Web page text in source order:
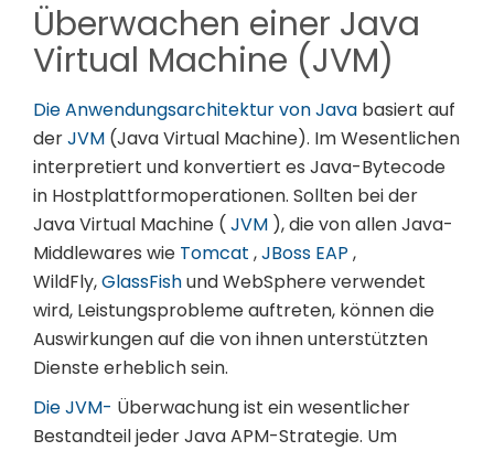
Überwachen einer Java
Virtual Machine (JVM)
Die Anwendungsarchitektur von Java basiert auf
derJVM (Java Virtual Machine). Im Wesentlichen
interpretiert und konvertiert es Java-Bytecode
in Hostplattformoperationen. Sollten bei der
Java Virtual Machine ( JVM ), die von allen Java-
Middlewares wie Tomcat ,JBoss EAP ,
WildFly,GlassFishund WebSphere verwendet
wird, Leistungsprobleme auftreten, können die
Auswirkungen auf die von ihnen unterstützten
Dienste erheblich sein.
Die JVM- Überwachung ist ein wesentlicher
Bestandteil jeder Java APM-Strategie. Um